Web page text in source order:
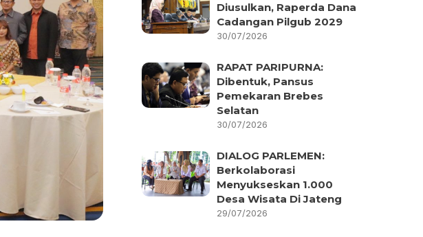
Diusulkan, Raperda Dana
Cadangan Pilgub 2029
30/07/2026
RAPAT PARIPURNA:
Dibentuk, Pansus
Pemekaran Brebes
Selatan
30/07/2026
DIALOG PARLEMEN:
Berkolaborasi
Menyukseskan 1.000
Desa Wisata Di Jateng
29/07/2026